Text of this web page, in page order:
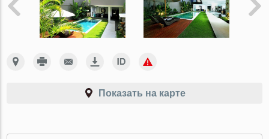
Показать на карте